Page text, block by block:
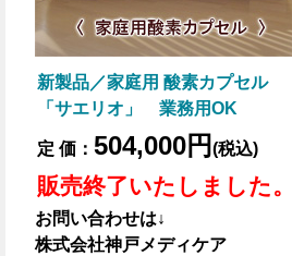
新製品／家庭用 酸素カプセル
「サエリオ」 業務用OK
定 価： 504,000円 (税込)
販売終了いたしました。
お問い合わせは↓
株式会社神戸メディケア